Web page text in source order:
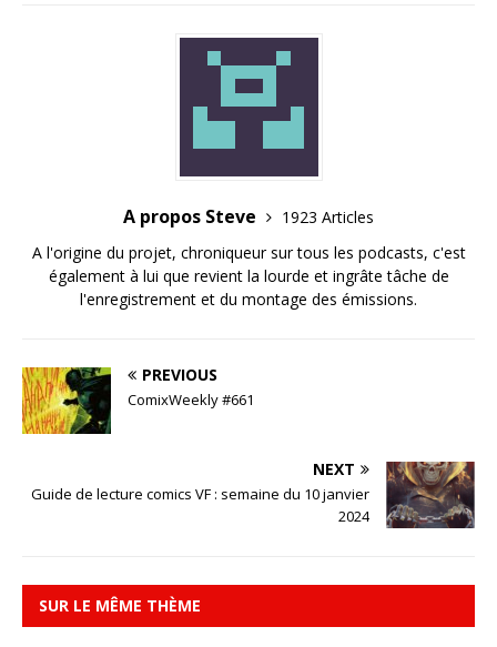
A propos Steve
1923 Articles
A l'origine du projet, chroniqueur sur tous les podcasts, c'est
également à lui que revient la lourde et ingrâte tâche de
l'enregistrement et du montage des émissions.
PREVIOUS
ComixWeekly #661
NEXT
Guide de lecture comics VF : semaine du 10 janvier
2024
SUR LE MÊME THÈME